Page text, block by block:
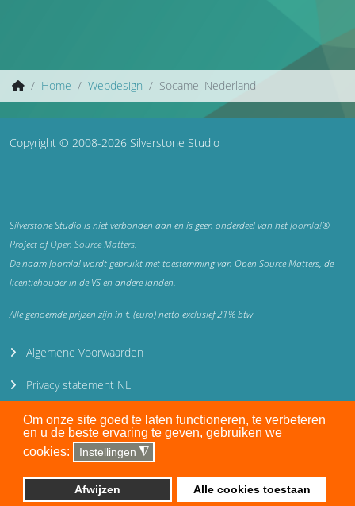
Om onze site goed te laten functioneren, te verbeteren
en u de beste ervaring te geven, gebruiken we
cookies:
Instellingen ◮
Afwijzen Alle cookies toestaan
Home Webdesign Socamel Nederland
Copyright © 2008-2026 Silverstone Studio
Silverstone Studio is niet verbonden aan en is geen onderdeel van hetJoomla!®
Project ofOpen Source Matters.
De naam Joomla! wordt gebruikt met toestemming van Open Source Matters, de
licentiehouder in de VS en andere landen.
Alle genoemde prijzen zijn in € (euro) netto exclusief 21% btw
Algemene Voorwaarden
Privacy statement NL
Privacy statement EN
Disclaimer
Auteursrecht en gebruiksrecht